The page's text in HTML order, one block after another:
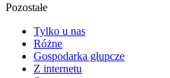
Pozostałe
Tylko u nas
Różne
Gospodarka głupcze
Z internetu